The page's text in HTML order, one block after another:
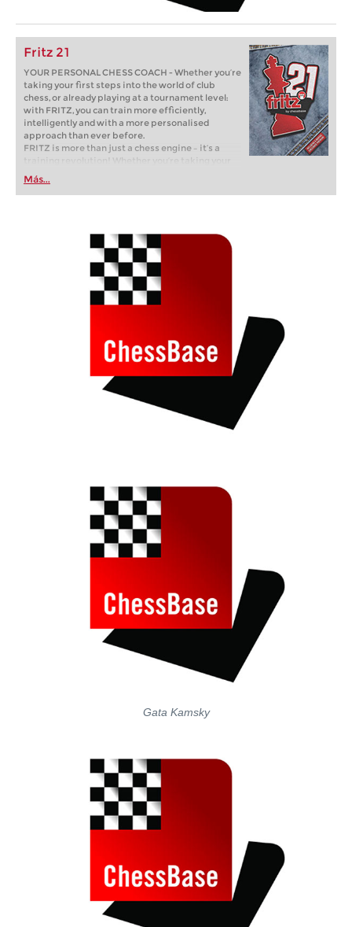
Fritz 21
YOUR PERSONAL CHESS COACH - Whether you’re
taking your first steps into the world of club
chess, or already playing at a tournament level:
with FRITZ, you can train more efficiently,
intelligently and with a more personalised
approach than ever before.
FRITZ is more than just a chess engine – it’s a
training revolution! Whether you’re taking your
first steps into the world of club chess, or already
playing at a tournament level: with FRITZ, you can
train more efficiently, intelligently and with a
Más...
Gata Kamsky